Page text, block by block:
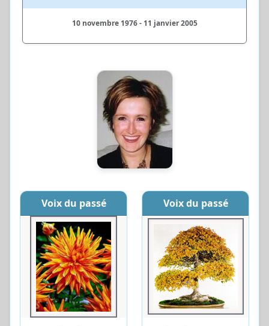
10 novembre 1976 - 11 janvier 2005
Voix du passé Voix du passé